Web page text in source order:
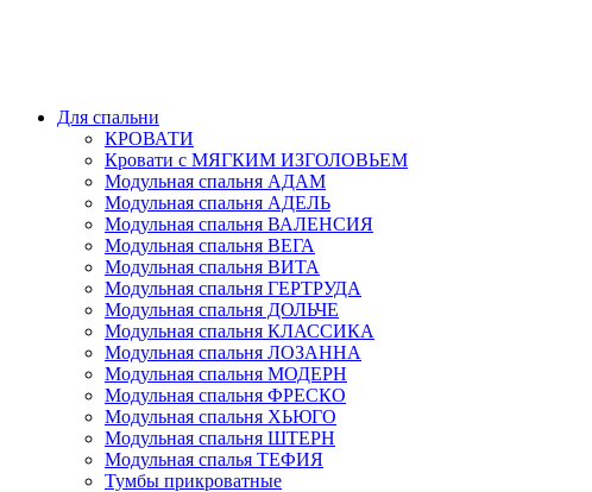
Для спальни
КРОВАТИ
Кровати с МЯГКИМ ИЗГОЛОВЬЕМ
Модульная спальня АДАМ
Модульная спальня АДЕЛЬ
Модульная спальня ВАЛЕНСИЯ
Модульная спальня ВЕГА
Модульная спальня ВИТА
Модульная спальня ГЕРТРУДА
Модульная спальня ДОЛЬЧЕ
Модульная спальня КЛАССИКА
Модульная спальня ЛОЗАННА
Модульная спальня МОДЕРН
Модульная спальня ФРЕСКО
Модульная спальня ХЬЮГО
Модульная спальня ШТЕРН
Модульная спалья ТЕФИЯ
Тумбы прикроватные